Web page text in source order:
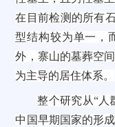
在目前检测的所有
型结构较为单一，
外，寨山的墓葬空
为主导的居住体系。
整个研究从“人
中国早期国家的形